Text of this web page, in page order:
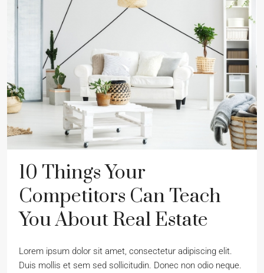
10 Things Your
Competitors Can Teach
You About Real Estate
Lorem ipsum dolor sit amet, consectetur adipiscing elit.
Duis mollis et sem sed sollicitudin. Donec non odio neque.